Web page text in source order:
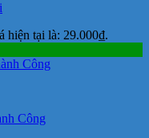
hiện tại là: 29.000₫.
Công